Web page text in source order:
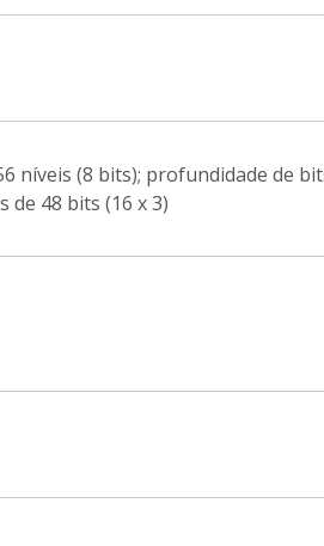
níveis (8 bits); profundidade de
de 48 bits (16 x 3)